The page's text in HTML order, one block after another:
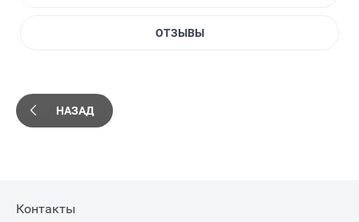
ОТЗЫВЫ
НАЗАД
Контакты